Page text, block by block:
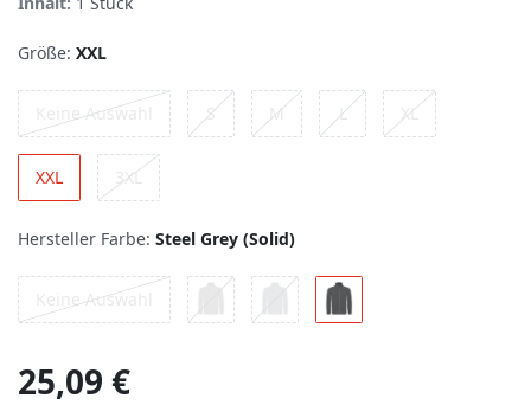
Größe: XXL
Keine Auswahl S M L XL
XXL 3XL
Hersteller Farbe: Steel Grey (Solid)
Keine Auswahl
25,09 €